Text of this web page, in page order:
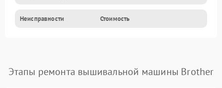
Неисправности Стоимость
Этапы ремонта вышивальной машины Brother